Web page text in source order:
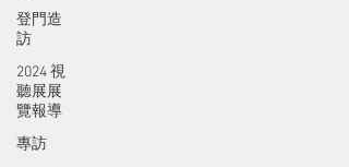
登門造
訪
2024 視
聽展展
覽報導
專訪